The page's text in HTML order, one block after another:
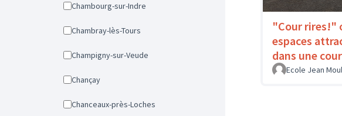
Chambourg-sur-Indre
Chambray-lès-Tours
Champigny-sur-Veude
Chançay
Chanceaux-près-Loches
"Cour rires!"
espaces
dans une
Ecole Jean